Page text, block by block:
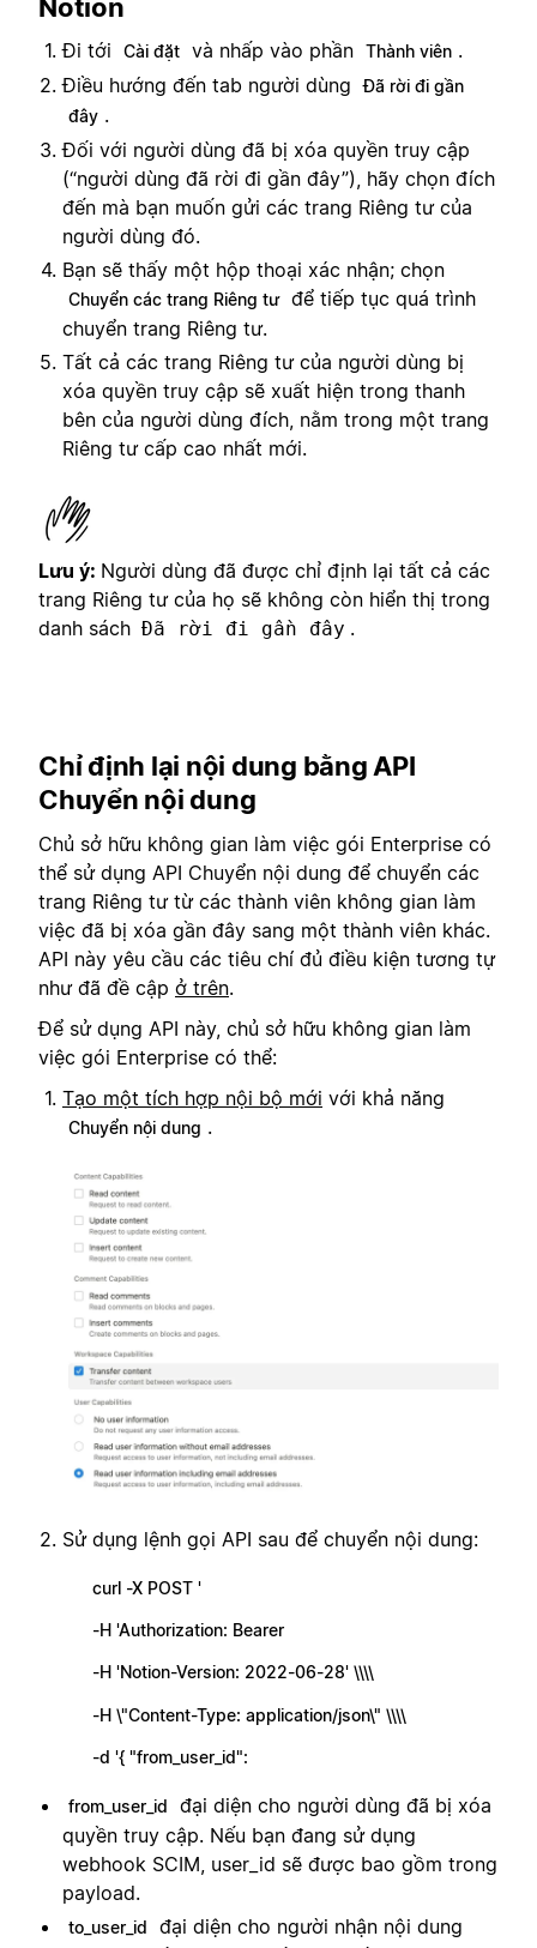
Notion
Đi tới Cài đặt và nhấp vào phần Thành viên .
Điều hướng đến tab người dùng
Đã rời đi gần
đây .
Đối với người dùng đã bị xóa quyền truy cập
(“người dùng đã rời đi gần đây”), hãy chọn đích
đến mà bạn muốn gửi các trang Riêng tư của
người dùng đó.
Bạn sẽ thấy một hộp thoại xác nhận; chọn
Chuyển các trang Riêng tư để tiếp tục quá trình
chuyển trang Riêng tư.
Tất cả các trang Riêng tư của người dùng bị
xóa quyền truy cập sẽ xuất hiện trong thanh
bên của người dùng đích, nằm trong một trang
Riêng tư cấp cao nhất mới.
Lưu ý: Người dùng đã được chỉ định lại tất cả các
trang Riêng tư của họ sẽ không còn hiển thị trong
danh sách Đã rời đi gần đây .
Chỉ định lại nội dung bằng API
Chuyển nội dung
Chủ sở hữu không gian làm việc gói Enterprise có
thể sử dụng API Chuyển nội dung để chuyển các
trang Riêng tư từ các thành viên không gian làm
việc đã bị xóa gần đây sang một thành viên khác.
API này yêu cầu các tiêu chí đủ điều kiện tương tự
như đã đề cập ở trên.
Để sử dụng API này, chủ sở hữu không gian làm
việc gói Enterprise có thể:
Tạo một tích hợp nội bộ mới với khả năng
Chuyển nội dung .
Sử dụng lệnh gọi API sau để chuyển nội dung:
curl -X POST '
-H 'Authorization: Bearer
-H 'Notion-Version: 2022-06-28' \\\\
-H \"Content-Type: application/json\" \\\\
-d '{ "from_user_id":
from_user_id
đại diện cho người dùng đã bị xóa
quyền truy cập. Nếu bạn đang sử dụng
webhook SCIM, user_id sẽ được bao gồm trong
payload.
to_user_id
đại diện cho người nhận nội dung